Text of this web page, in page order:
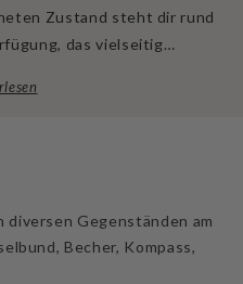
Zustand steht dir rund
das vielseitig…
diversen Gegenständen am
Becher, Kompass,